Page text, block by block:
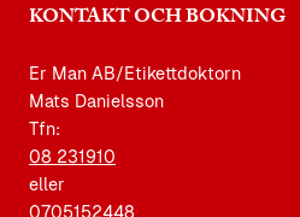
KONTAKT OCH BOKNING
Er Man AB/Etikettdoktorn
Mats Danielsson
Tfn:
08 231910
eller
0705152448